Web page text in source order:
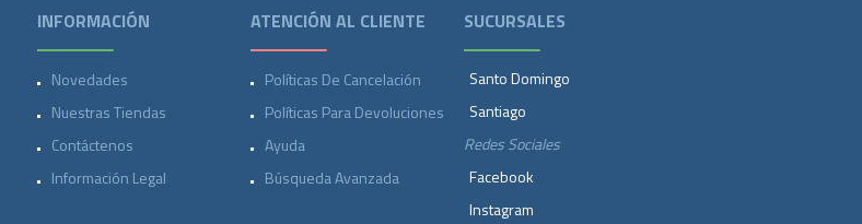
INFORMACIÓN
Novedades
Nuestras Tiendas
Contáctenos
Información Legal
ATENCIÓN AL CLIENTE
Políticas De Cancelación
Políticas Para Devoluciones
Ayuda
Búsqueda Avanzada
SUCURSALES
Santo Domingo
Santiago
Redes Sociales
Facebook
Instagram